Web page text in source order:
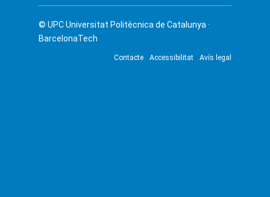
© UPCUniversitat Politècnica de Catalunya ·
BarcelonaTech
Contacte Accessibilitat Avís legal